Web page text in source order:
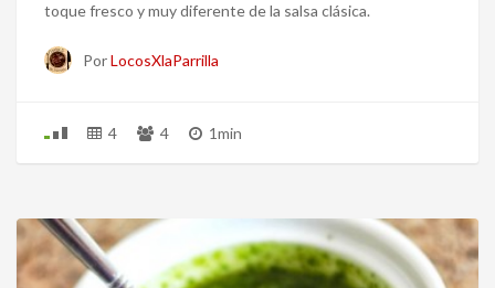
toque fresco y muy diferente de la salsa clásica.
PorLocosXlaParrilla
4 4 1min